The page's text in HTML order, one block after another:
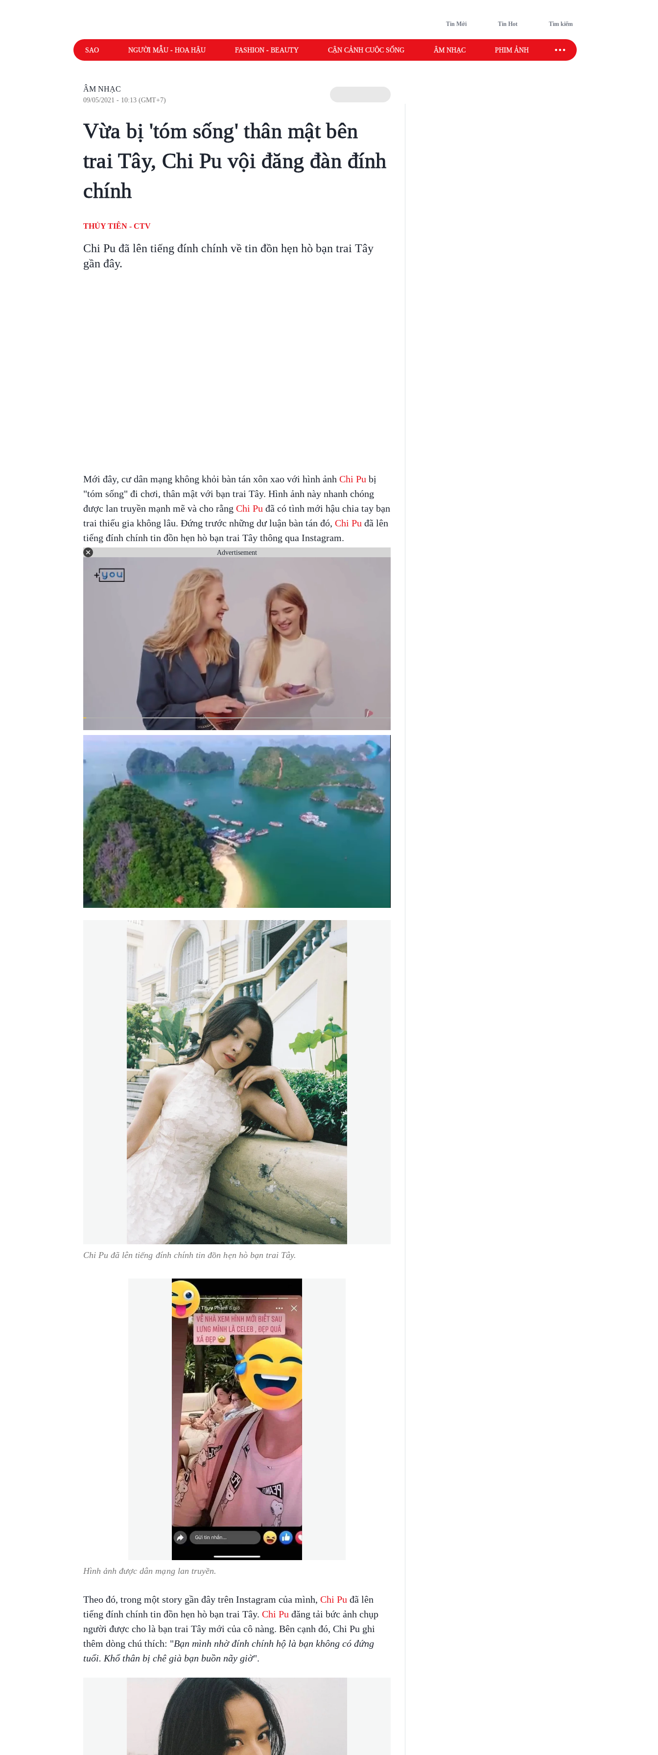
Tin Mới Tin Hot Tìm kiếm
SAO NGƯỜI MẪU - HOA HẬU FASHION - BEAUTY CẬN CẢNH CUỘC SỐNG ÂM NHẠC PHIM ẢNH SAO SPORT
ÂM NHẠC
09/05/2021 - 10:13 (GMT+7)
Vừa bị 'tóm sống' thân mật bên
trai Tây, Chi Pu vội đăng đàn đính
chính
THỦY TIÊN - CTV
Chi Pu đã lên tiếng đính chính về tin đồn hẹn hò bạn trai Tây
gần đây.
Mới đây, cư dân mạng không khỏi bàn tán xôn xao với hình ảnh Chi Pu bị
"tóm sống" đi chơi, thân mật với bạn trai Tây. Hình ảnh này nhanh chóng
được lan truyền mạnh mẽ và cho rằng Chi Pu đã có tình mới hậu chia tay bạn
trai thiếu gia không lâu. Đứng trước những dư luận bàn tán đó, Chi Pu đã lên
tiếng đính chính tin đồn hẹn hò bạn trai Tây thông qua Instagram.
Advertisement
Chi Pu đã lên tiếng đính chính tin đồn hẹn hò bạn trai Tây.
Hình ảnh được dân mạng lan truyền.
Theo đó, trong một story gần đây trên Instagram của mình, Chi Pu đã lên
tiếng đính chính tin đồn hẹn hò bạn trai Tây. Chi Pu đăng tải bức ảnh chụp
người được cho là bạn trai Tây mới của cô nàng. Bên cạnh đó, Chi Pu ghi
thêm dòng chú thích: "Bạn mình nhờ đính chính hộ là bạn không có đứng
tuổi. Khổ thân bị chê già bạn buồn nãy giờ".